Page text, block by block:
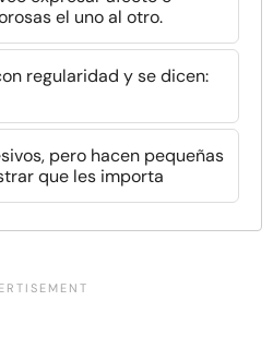
el uno al otro.
regularidad y se dicen:
pero hacen pequeñas
que les importa